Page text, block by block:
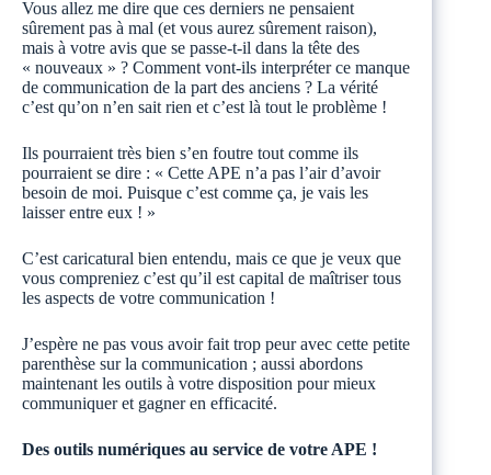
Vous allez me dire que ces derniers ne pensaient
sûrement pas à mal (et vous aurez sûrement raison),
mais à votre avis que se passe-t-il dans la tête des
« nouveaux » ? Comment vont-ils interpréter ce manque
de communication de la part des anciens ? La vérité
c’est qu’on n’en sait rien et c’est là tout le problème !
Ils pourraient très bien s’en foutre tout comme ils
pourraient se dire : « Cette APE n’a pas l’air d’avoir
besoin de moi. Puisque c’est comme ça, je vais les
laisser entre eux ! »
C’est caricatural bien entendu, mais ce que je veux que
vous compreniez c’est qu’il est capital de maîtriser tous
les aspects de votre communication !
J’espère ne pas vous avoir fait trop peur avec cette petite
parenthèse sur la communication ; aussi abordons
maintenant les outils à votre disposition pour mieux
communiquer et gagner en efficacité.
Des outils numériques au service de votre APE !